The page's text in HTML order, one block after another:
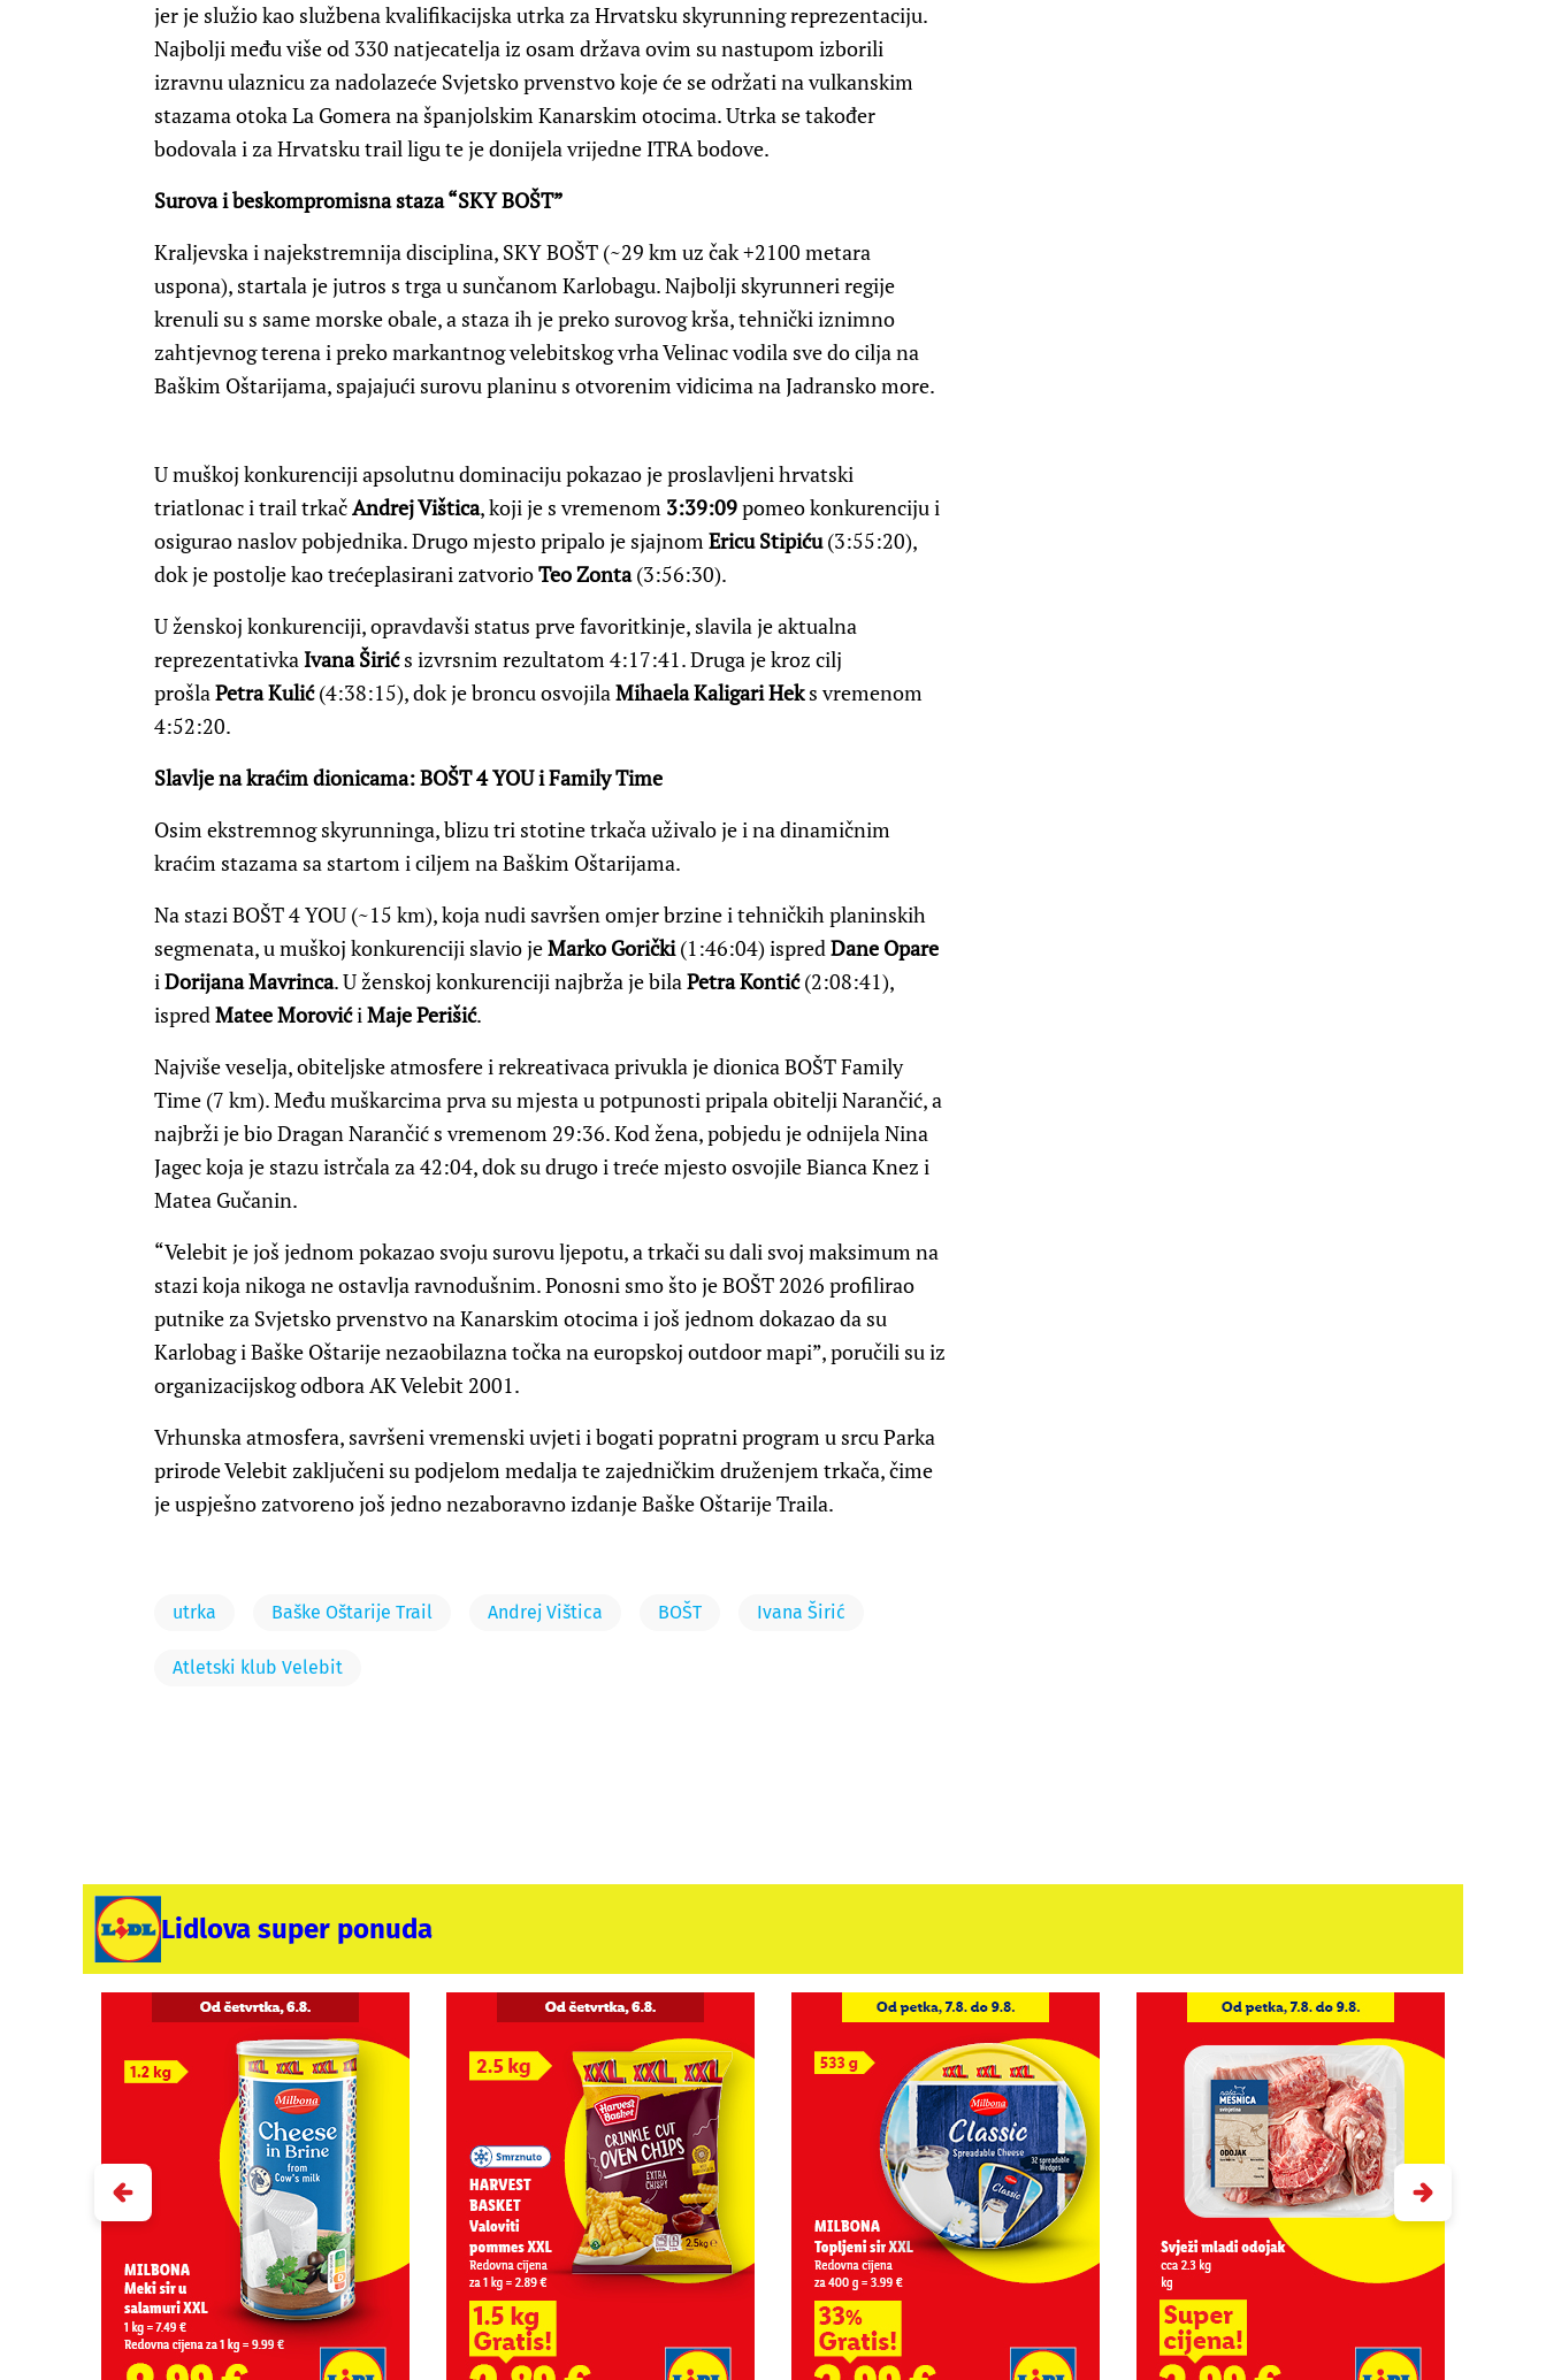
jer je služio kao službena kvalifikacijska utrka za Hrvatsku skyrunning reprezentaciju.
Najbolji među više od 330 natjecatelja iz osam država ovim su nastupom izborili
izravnu ulaznicu za nadolazeće Svjetsko prvenstvo koje će se održati na vulkanskim
stazama otoka La Gomera na španjolskim Kanarskim otocima. Utrka se također
bodovala i za Hrvatsku trail ligu te je donijela vrijedne ITRA bodove.
Surova i beskompromisna staza “SKY BOŠT”
Kraljevska i najekstremnija disciplina, SKY BOŠT (~29 km uz čak +2100 metara
uspona), startala je jutros s trga u sunčanom Karlobagu. Najbolji skyrunneri regije
krenuli su s same morske obale, a staza ih je preko surovog krša, tehnički iznimno
zahtjevnog terena i preko markantnog velebitskog vrha Velinac vodila sve do cilja na
Baškim Oštarijama, spajajući surovu planinu s otvorenim vidicima na Jadransko more.
U muškoj konkurenciji apsolutnu dominaciju pokazao je proslavljeni hrvatski
triatlonac i trail trkačAndrej Vištica, koji je s vremenom 3:39:09pomeo konkurenciju i
osigurao naslov pobjednika. Drugo mjesto pripalo je sjajnomEricu Stipiću(3:55:20),
dok je postolje kao trećeplasirani zatvorioTeo Zonta(3:56:30).
U ženskoj konkurenciji, opravdavši status prve favoritkinje, slavila je aktualna
reprezentativkaIvana Širićs izvrsnim rezultatom 4:17:41. Druga je kroz cilj
prošlaPetra Kulić(4:38:15), dok je broncu osvojilaMihaela Kaligari Heks vremenom
4:52:20.
Slavlje na kraćim dionicama: BOŠT 4 YOU i Family Time
Osim ekstremnog skyrunninga, blizu tri stotine trkača uživalo je i na dinamičnim
kraćim stazama sa startom i ciljem na Baškim Oštarijama.
Na stazi BOŠT 4 YOU (~15 km), koja nudi savršen omjer brzine i tehničkih planinskih
segmenata, u muškoj konkurenciji slavio jeMarko Gorički(1:46:04) ispredDane Opare
iDorijana Mavrinca. U ženskoj konkurenciji najbrža je bilaPetra Kontić(2:08:41),
ispredMatee MorovićiMaje Perišić.
Najviše veselja, obiteljske atmosfere i rekreativaca privukla je dionica BOŠT Family
Time (7 km). Među muškarcima prva su mjesta u potpunosti pripala obitelji Narančić, a
najbrži je bio Dragan Narančić s vremenom 29:36. Kod žena, pobjedu je odnijela Nina
Jagec koja je stazu istrčala za 42:04, dok su drugo i treće mjesto osvojile Bianca Knez i
Matea Gučanin.
“Velebit je još jednom pokazao svoju surovu ljepotu, a trkači su dali svoj maksimum na
stazi koja nikoga ne ostavlja ravnodušnim. Ponosni smo što je BOŠT 2026 profilirao
putnike za Svjetsko prvenstvo na Kanarskim otocima i još jednom dokazao da su
Karlobag i Baške Oštarije nezaobilazna točka na europskoj outdoor mapi”, poručili su iz
organizacijskog odbora AK Velebit 2001.
Vrhunska atmosfera, savršeni vremenski uvjeti i bogati popratni program u srcu Parka
prirode Velebit zaključeni su podjelom medalja te zajedničkim druženjem trkača, čime
je uspješno zatvoreno još jedno nezaboravno izdanje Baške Oštarije Traila.
utrka Baške Oštarije Trail Andrej Vištica BOŠT Ivana Širić
Atletski klub Velebit
Lidlova super ponuda